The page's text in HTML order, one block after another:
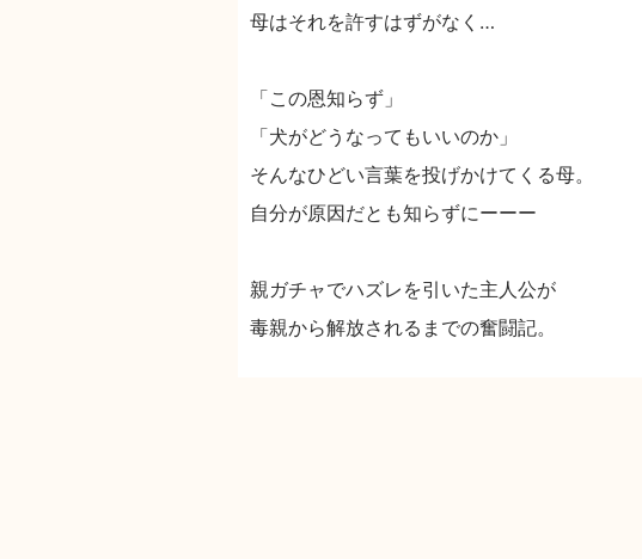
母はそれを許すはずがなく…
「この恩知らず」
「犬がどうなってもいいのか」
そんなひどい言葉を投げかけてくる母。
自分が原因だとも知らずにーーー
親ガチャでハズレを引いた主人公が
毒親から解放されるまでの奮闘記。